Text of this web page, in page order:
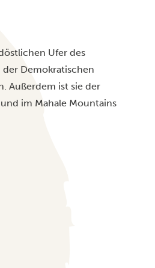
Ufer des
der Demokratischen
Außerdem ist sie der
und im Mahale Mountains